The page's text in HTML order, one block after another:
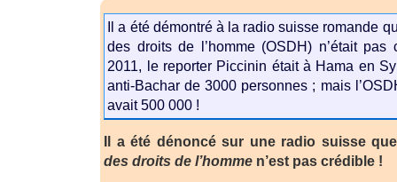
Il a été démontré à la radio suisse romande
des droits de l’homme (OSDH) n’était
2011, le reporter Piccinin était à Hama en
anti-Bachar de 3000 personnes ; mais
avait 500 000 !
Il a été dénoncé sur une radio suisse que
des droits de l’homme n’est pas crédible !